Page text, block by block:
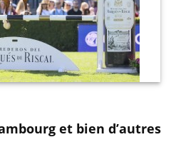
et bien d’autres